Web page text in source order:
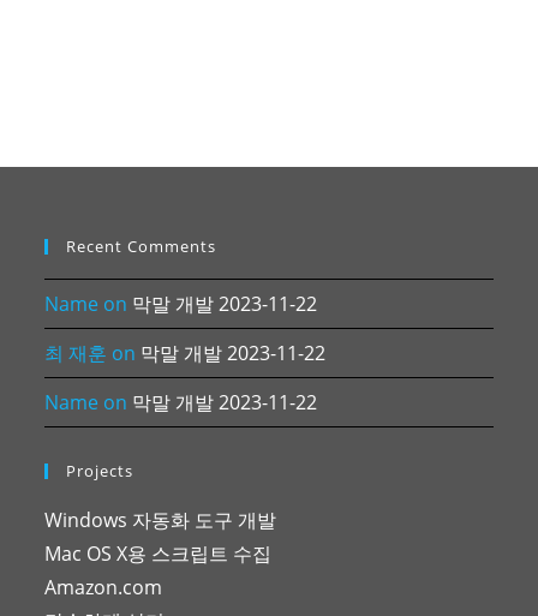
Recent Comments
Name on 막말 개발 2023-11-22
최 재훈 on 막말 개발 2023-11-22
Name on 막말 개발 2023-11-22
Projects
Windows 자동화 도구 개발
Mac OS X용 스크립트 수집
Amazon.com